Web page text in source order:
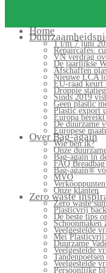
Home
1 t/m 7 juni
Repaircafés:
VN verdrag
De jaarlijkse
Afschaffen
Nieuwe LCA
EU-raad keurt
Droppie
Sinds 2019
Geen plastic
Plastic export
Europa
De duurzame
Europese
Over Bag-again
Wie ben ik?
Onze
Bag-again in
FAQ
Bag-again®
MVO
Onze klanten
Zero waste
Zero waste
Plasticvrij
De beste tips
Schoonmaken
Veelgestelde
Mei
Duurzame
Veelgestelde
Veelgestelde
Persoonlijke